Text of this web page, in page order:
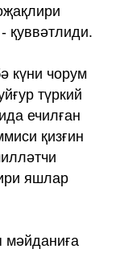
қуввәтлиди.
күни чорум
түркий
ечилған
қизғин
яшлар
мәйданиға